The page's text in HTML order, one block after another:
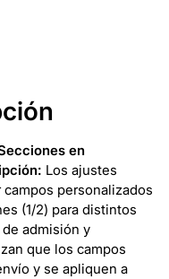
en
Los ajustes
personalizados
(1/2) para distintos
admisión y
que los campos
y se apliquen a